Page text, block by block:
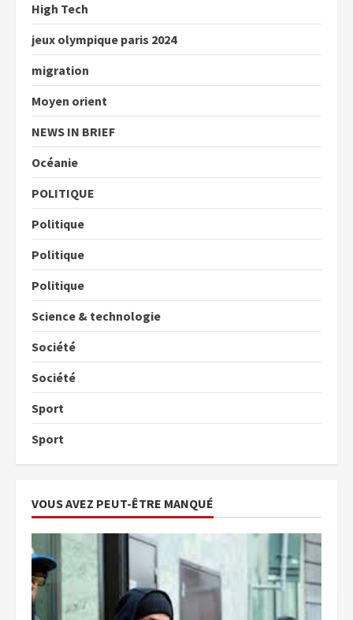
High Tech
jeux olympique paris 2024
migration
Moyen orient
NEWS IN BRIEF
Océanie
POLITIQUE
Politique
Politique
Politique
Science & technologie
Société
Société
Sport
Sport
VOUS AVEZ PEUT-ÊTRE MANQUÉ